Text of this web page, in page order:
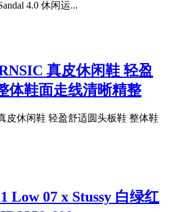
4.0 休闲运...
真皮休闲鞋 轻盈
体鞋面走线清晰精整
皮休闲鞋 轻盈舒适圆头板鞋 整体鞋
Low 07 x Stussy 白绿红